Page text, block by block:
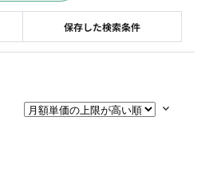
保存した検索条件